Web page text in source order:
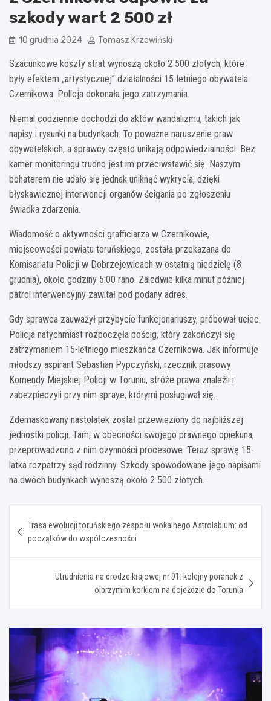
szkody wart 2 500 zł
10 grudnia 2024 Tomasz Krzewiński
Szacunkowe koszty strat wynoszą około 2 500 złotych, które
były efektem „artystycznej” działalności 15-letniego obywatela
Czernikowa. Policja dokonała jego zatrzymania.
Niemal codziennie dochodzi do aktów wandalizmu, takich jak
napisy i rysunki na budynkach. To poważne naruszenie praw
obywatelskich, a sprawcy często unikają odpowiedzialności. Bez
kamer monitoringu trudno jest im przeciwstawić się. Naszym
bohaterem nie udało się jednak uniknąć wykrycia, dzięki
błyskawicznej interwencji organów ścigania po zgłoszeniu
świadka zdarzenia.
Wiadomość o aktywności grafficiarza w Czernikowie,
miejscowości powiatu toruńskiego, została przekazana do
Komisariatu Policji w Dobrzejewicach w ostatnią niedzielę (8
grudnia), około godziny 5:00 rano. Zaledwie kilka minut później
patrol interwencyjny zawitał pod podany adres.
Gdy sprawca zauważył przybycie funkcjonariuszy, próbował uciec.
Policja natychmiast rozpoczęła pościg, który zakończył się
zatrzymaniem 15-letniego mieszkańca Czernikowa. Jak informuje
młodszy aspirant Sebastian Pypczyński, rzecznik prasowy
Komendy Miejskiej Policji w Toruniu, stróże prawa znaleźli i
zabezpieczyli przy nim spraye, którymi posługiwał się.
Zdemaskowany nastolatek został przewieziony do najbliższej
jednostki policji. Tam, w obecności swojego prawnego opiekuna,
przeprowadzono z nim czynności procesowe. Teraz sprawę 15-
latka rozpatrzy sąd rodzinny. Szkody spowodowane jego napisami
na dwóch budynkach wynoszą około 2 500 złotych.
wpisu
Trasa ewolucji toruńskiego zespołu wokalnego Astrolabium: od
początków do współczesności
Utrudnienia na drodze krajowej nr 91: kolejny poranek z
olbrzymim korkiem na dojeździe do Torunia